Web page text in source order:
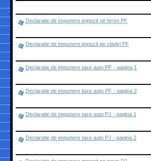
Declaratie de impunere impozit pe teren PF
Declaratie de impunere impozit pe cladiri PF
Declaratie de impunere taxe auto PF - pagina 1
Declaratie de impunere taxe auto PF - pagina 2
Declaratie de impunere taxe auto PJ - pagina 1
Declaratie de impunere taxe auto PJ - pagina 2